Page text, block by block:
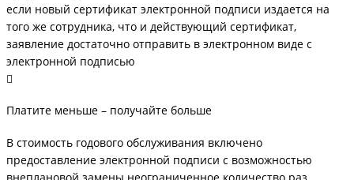
если новый сертификат электронной подписи издается на
того же сотрудника, что и действующий сертификат,
заявление достаточно отправить в электронном виде с
электронной подписью
Платите меньше – получайте больше
В стоимость годового обслуживания включено
предоставление электронной подписи с возможностью